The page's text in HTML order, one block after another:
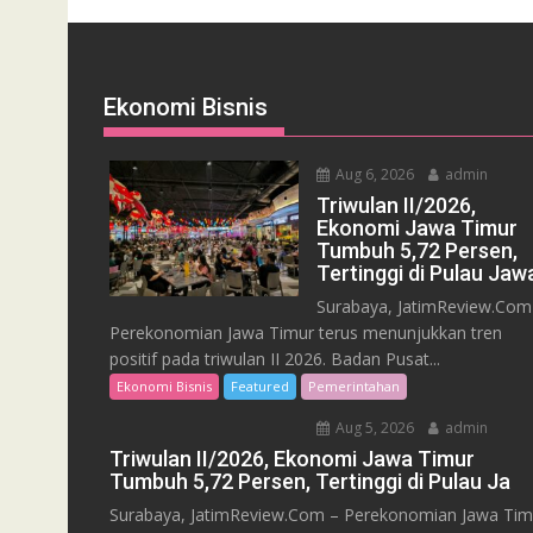
Ekonomi Bisnis
Aug 6, 2026 admin
Triwulan II/2026,
Ekonomi Jawa Timur
Tumbuh 5,72 Persen,
Tertinggi di Pulau
Surabaya,
Perekonomian Jawa Timur terus menunjukkan tren
positif pada triwulan II 2026. Badan Pusat...
Ekonomi Bisnis Featured Pemerintahan
Aug 5, 2026 admin
Triwulan II/2026, Ekonomi Jawa Timur
Tumbuh 5,72 Persen, Tertinggi di Pulau Ja
Surabaya, JatimReview.Com – Perekonomian Jawa